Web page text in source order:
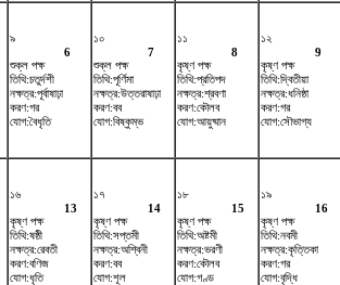
৯
6
শুক্ল পক্ষ
তিথি:চতুর্দশী
নক্ষত্র:পূর্বাষাঢ়া
করণ:গর
যোগ:বৈধৃতি
১০
7
শুক্ল পক্ষ
তিথি:পূর্ণিমা
নক্ষত্র:উত্তরাষাঢ়া
করণ:বব
যোগ:বিষ্কুম্ভ
১১
8
কৃষ্ণ পক্ষ
তিথি:প্রতিপদ
নক্ষত্র:শ্রবণা
করণ:কৌলব
যোগ:আয়ুষ্মান
১২
9
কৃষ্ণ পক্ষ
তিথি:দ্বিতীয়া
নক্ষত্র:ধনিষ্ঠা
করণ:গর
যোগ:সৌভাগ্য
১৬
13
কৃষ্ণ পক্ষ
তিথি:ষষ্ঠী
নক্ষত্র:রেবতী
করণ:বণিজ
যোগ:ধৃতি
১৭
14
কৃষ্ণ পক্ষ
তিথি:সপ্তমী
নক্ষত্র:অশ্বিনী
করণ:বব
যোগ:শূল
১৮
15
কৃষ্ণ পক্ষ
তিথি:অষ্টমী
নক্ষত্র:ভরণী
করণ:কৌলব
যোগ:গণ্ড
১৯
16
কৃষ্ণ পক্ষ
তিথি:নবমী
নক্ষত্র:কৃত্তিকা
করণ:গর
যোগ:বৃদ্ধি